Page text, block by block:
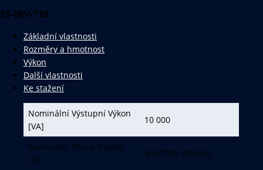
ST-INV-T10
Základní vlastnosti
Rozměry a hmotnost
Výkon
Další vlastnosti
Ke stažení
Nominální Výstupní Výkon
[VA]
10 000
Nominální Síťové Napětí
[V]
400/230; 380/220